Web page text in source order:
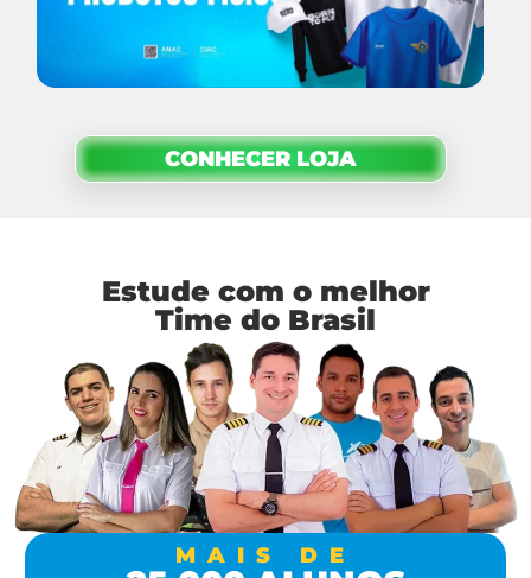
CONHECER LOJA
Estude com o melhor
Time do Brasil
MAIS DE